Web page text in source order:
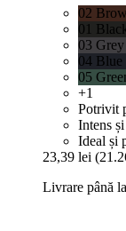
02
01 Black
03 Grey
04 Blue
05
+1
Potrivit
Intens
Ideal și
23,39 lei
Livrare până